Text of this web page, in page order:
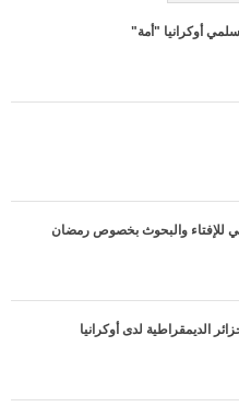
أوكرانيا "أمة"
للإفتاء والبحوث بخصوص رمضان
الديمقراطية لدى أوكرانيا